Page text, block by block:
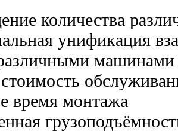
количества
унификация
машинами
время монтажа